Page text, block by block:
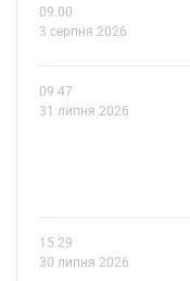
09.00
3 серпня 2026
09.47
31 липня 2026
15.29
30 липня 2026